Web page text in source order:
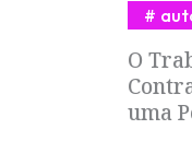
O
uma